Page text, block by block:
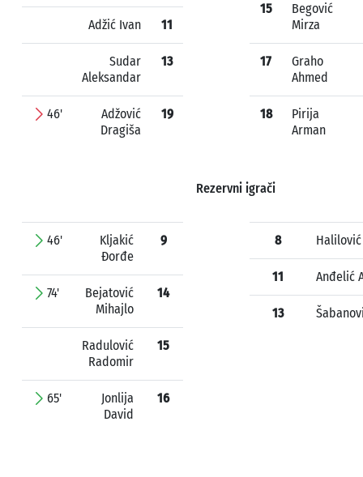
Adžić Ivan 11
Sudar
Aleksandar
13
46'
Adžović
Dragiša
19
15
Begović
Mirza
17
Graho
Ahmed
18
Pirija
Arman
Rezervni igrači
46'
Kljakić
Đorđe
9
74'
Bejatović
Mihajlo
14
Radulović
Radomir
15
65'
Jonlija
David
16
8
11 Anđelić
13